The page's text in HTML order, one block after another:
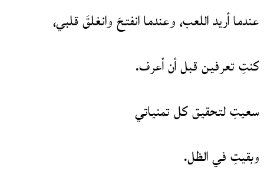
عندما أريد اللعب، وعندما انفتحَ وانغلقَ قلبي،
كنتِ تعرفين قبل أن أعرف.
سعيتِ لتحقيق كل تمنياتي
وبقيتِ في الظل.